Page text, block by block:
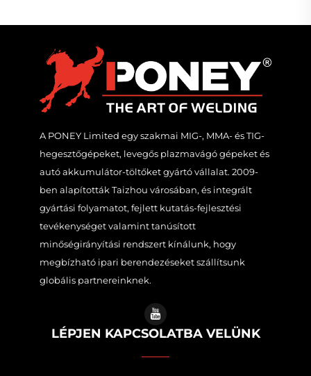
A PONEY Limited egy szakmai MIG-, MMA- és TIG-
hegesztőgépeket, levegős plazmavágó gépeket és
autó akkumulátor-töltőket gyártó vállalat. 2009-
ben alapították Taizhou városában, és integrált
gyártási folyamatot, fejlett kutatás-fejlesztési
tevékenységet valamint tanúsított
minőségirányítási rendszert kínálunk, hogy
megbízható ipari berendezéseket szállítsunk
globális partnereinknek.
LÉPJEN KAPCSOLATBA VELÜNK